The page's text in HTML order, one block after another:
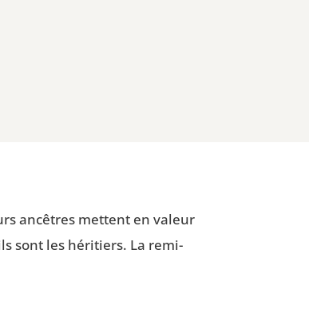
ancêtres mettent en valeur
sont les héri­tiers. La remi­